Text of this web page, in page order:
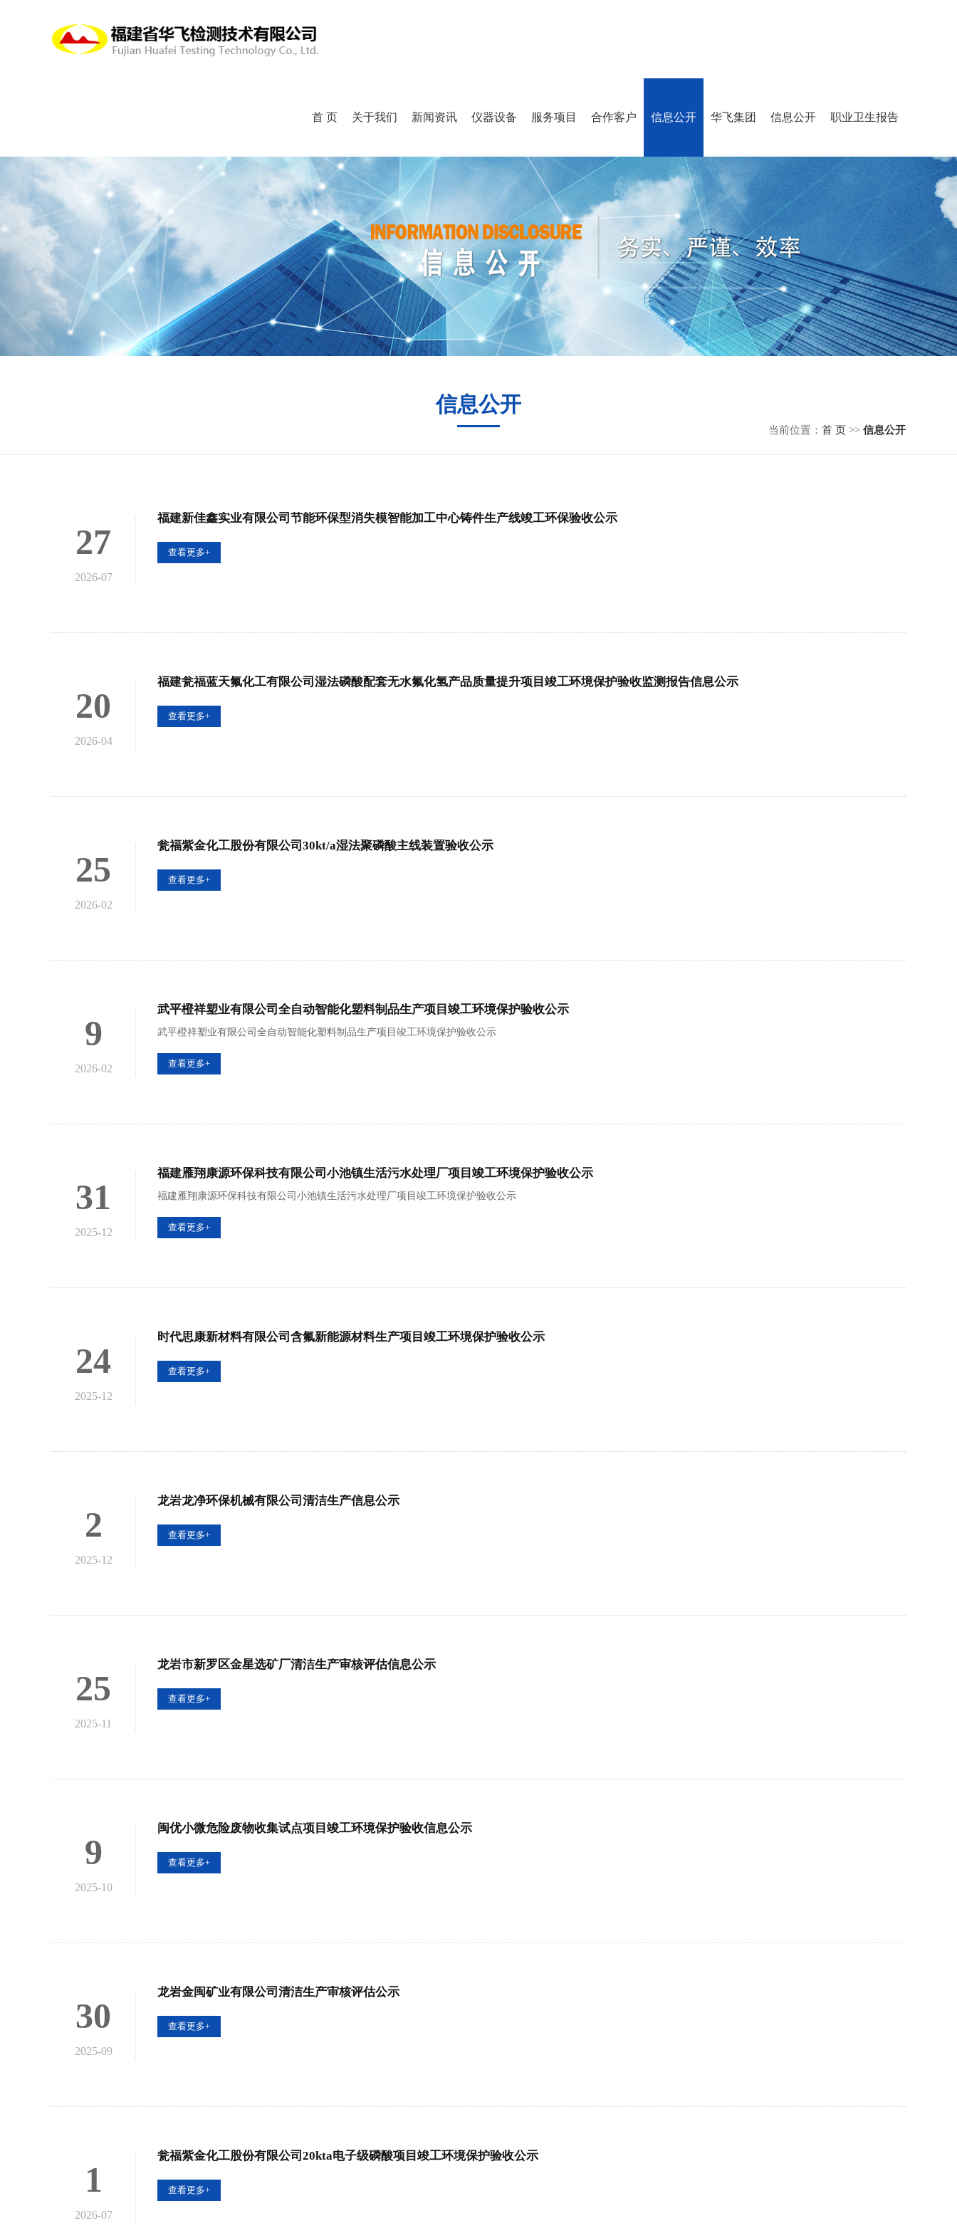
首 页 关于我们 新闻资讯 仪器设备 服务项目 合作客户 信息公开 华飞集团 信息公开 职业卫生报告
信息公开
当前位置： 首 页 >> 信息公开
27
2026-07
福建新佳鑫实业有限公司节能环保型消失模智能加工中心铸件生产线竣工环保验收公示
查看更多+
20
2026-04
福建瓮福蓝天氟化工有限公司湿法磷酸配套无水氟化氢产品质量提升项目竣工环境保护验收监测报告信息公示
查看更多+
25
2026-02
瓮福紫金化工股份有限公司30kt/a湿法聚磷酸主线装置验收公示
查看更多+
9
2026-02
武平橙祥塑业有限公司全自动智能化塑料制品生产项目竣工环境保护验收公示
武平橙祥塑业有限公司全自动智能化塑料制品生产项目竣工环境保护验收公示
查看更多+
31
2025-12
福建雁翔康源环保科技有限公司小池镇生活污水处理厂项目竣工环境保护验收公示
福建雁翔康源环保科技有限公司小池镇生活污水处理厂项目竣工环境保护验收公示
查看更多+
24
2025-12
时代思康新材料有限公司含氟新能源材料生产项目竣工环境保护验收公示
查看更多+
2
2025-12
龙岩龙净环保机械有限公司清洁生产信息公示
查看更多+
25
2025-11
龙岩市新罗区金星选矿厂清洁生产审核评估信息公示
查看更多+
9
2025-10
闽优小微危险废物收集试点项目竣工环境保护验收信息公示
查看更多+
30
2025-09
龙岩金闽矿业有限公司清洁生产审核评估公示
查看更多+
1
2026-07
瓮福紫金化工股份有限公司20kta电子级磷酸项目竣工环境保护验收公示
查看更多+